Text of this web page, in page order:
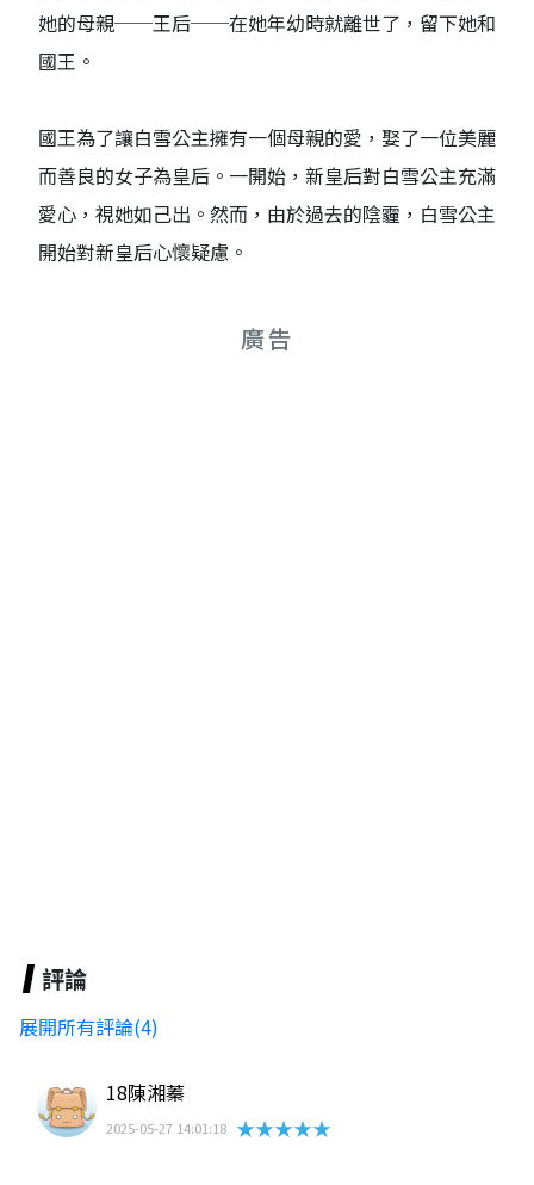
她的母親──王后──在她年幼時就離世了，留下她和
國王。
國王為了讓白雪公主擁有一個母親的愛，娶了一位美麗
而善良的女子為皇后。一開始，新皇后對白雪公主充滿
愛心，視她如己出。然而，由於過去的陰霾，白雪公主
開始對新皇后心懷疑慮。
廣告
評論
展開所有評論(4)
18陳湘蓁
2025-05-27 14:01:18 ★★★★★